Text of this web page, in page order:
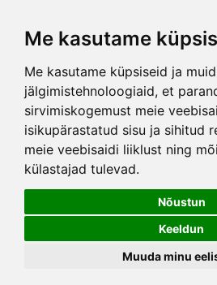
Me kasutame
Me kasutame küpsiseid ja muid
jälgimistehnoloogiaid, et
sirvimiskogemust meie
isikupärastatud sisu ja sihitud
meie veebisaidi liiklust ning
külastajad tulevad.
Nõustun
Keeldun
Muuda minu